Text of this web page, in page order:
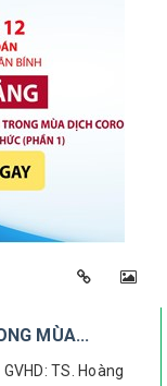
MÙA...
TS. Hoàng